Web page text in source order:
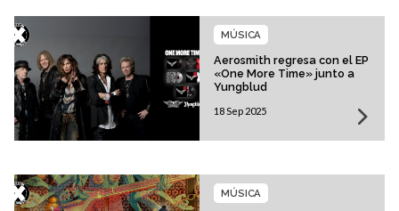
Aerosmith regresa con el EP
«One More Time» junto a
Yungblud
MÚSICA
18 Sep 2025
MÚSICA